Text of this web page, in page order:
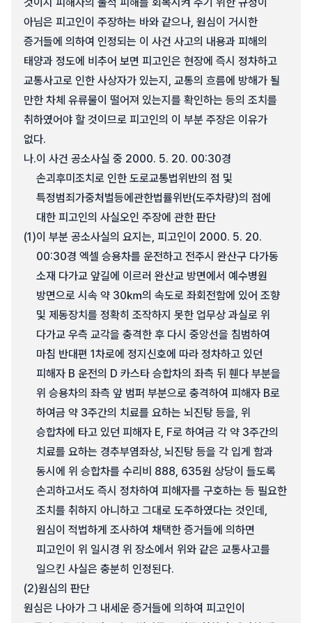
아님은 피고인이 주장하는 바와 같으나, 원심이 거시한
증거들에 의하여 인정되는 이 사건 사고의 내용과 피해의
태양과 정도에 비추어 보면 피고인은 현장에 즉시 정차하고
교통사고로 인한 사상자가 있는지, 교통의 흐름에 방해가 될
만한 차체 유류물이 떨어져 있는지를 확인하는 등의 조치를
취하였어야 할 것이므로 피고인의 이 부분 주장은 이유가
없다.
나.이 사건 공소사실 중 2000. 5. 20. 00:30경
손괴후미조치로 인한 도로교통법위반의 점 및
특정범죄가중처벌등에관한법률위반(도주차량)의 점에
대한 피고인의 사실오인 주장에 관한 판단
(1)이 부분 공소사실의 요지는, 피고인이 2000. 5. 20.
00:30경 엑셀 승용차를 운전하고 전주시 완산구 다가동
소재 다가교 앞길에 이르러 완산교 방면에서 예수병원
방면으로 시속 약 30㎞의 속도로 좌회전함에 있어 조향
및 제동장치를 정확히 조작하지 못한 업무상 과실로 위
다가교 우측 교각을 충격한 후 다시 중앙선을 침범하여
마침 반대편 1차로에 정지신호에 따라 정차하고 있던
피해자 B 운전의 D 카스타 승합차의 좌측 뒤 휀다 부분을
위 승용차의 좌측 앞 범퍼 부분으로 충격하여 피해자 B로
하여금 약 3주간의 치료를 요하는 뇌진탕 등을, 위
승합차에 타고 있던 피해자 E, F로 하여금 각 약 3주간의
치료를 요하는 경추부염좌상, 뇌진탕 등을 각 입게 함과
동시에 위 승합차를 수리비 888, 635원 상당이 들도록
손괴하고서도 즉시 정차하여 피해자를 구호하는 등 필요한
조치를 취하지 아니하고 그대로 도주하였다는 것인데,
원심이 적법하게 조사하여 채택한 증거들에 의하면
피고인이 위 일시경 위 장소에서 위와 같은 교통사고를
일으킨 사실은 충분히 인정된다.
(2)원심의 판단
원심은 나아가 그 내세운 증거들에 의하여 피고인이